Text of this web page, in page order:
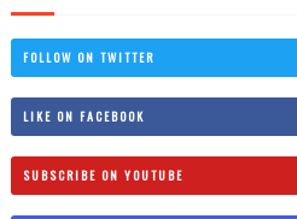
FOLLOW ON TWITTER
LIKE ON FACEBOOK
SUBSCRIBE ON YOUTUBE